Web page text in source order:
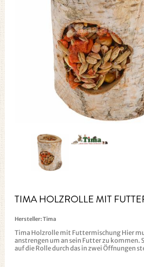
TIMA HOLZROLLE MIT
Hersteller:Tima
Tima Holzrolle mit Futtermischung Hier
anstrengen um an sein Futter zu kommen.
auf die Rolle durch das in zwei Öffnungen